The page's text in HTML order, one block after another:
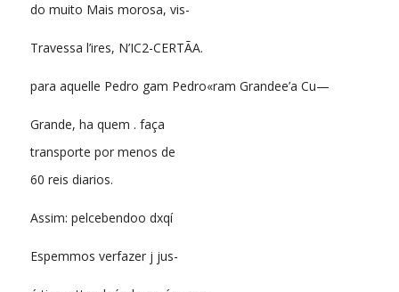
do muito Mais morosa, vis-
Travessa l’ires, N’IC2-CERTÃA.
para aquelle Pedro gam Pedro«ram Grandee’a Cu—
Grande, ha quem . faça
transporte por menos de
60 reis diarios.
Assim: pelcebendoo dxqí
Espemmos verfazer j jus-